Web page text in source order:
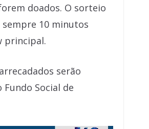
doados. O sorteio
sempre 10 minutos
principal.
serão
Fundo Social de